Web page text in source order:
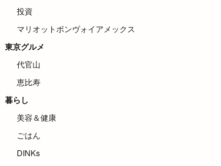
投資
マリオットボンヴォイアメックス
東京グルメ
代官山
恵比寿
暮らし
美容＆健康
ごはん
DINKs